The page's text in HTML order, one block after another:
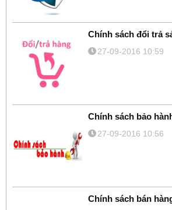
Chính sách đổi trả
27-09-2016 10:59
Chính sách bảo
27-09-2016 10:56
Chính sách bán